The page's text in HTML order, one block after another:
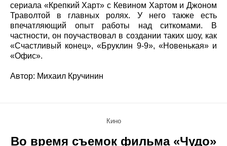
сериала «Крепкий Харт» с Кевином Хартом и Джоном
Траволтой в главных ролях. У него также есть
впечатляющий опыт работы над ситкомами. В
частности, он поучаствовал в создании таких шоу, как
«Счастливый конец», «Бруклин 9-9», «Новенькая» и
«Офис».
Автор: Михаил Кручинин
Кино
Во время съемок фильма «Чудо»